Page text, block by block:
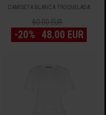
CAMISETA BLANCA TROQUELADA
60.00 EUR
-20% 48.00 EUR